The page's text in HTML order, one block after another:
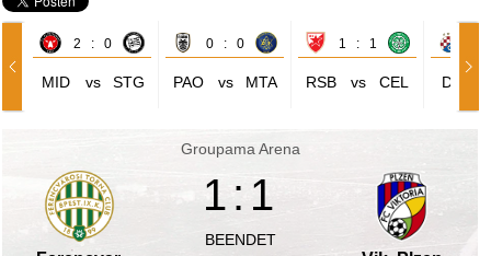
2 : 0
MID vs STG
0 : 0
PAO vs MTA
1 : 1
RSB vs CEL DIZ
Groupama Arena
1:1
BEENDET